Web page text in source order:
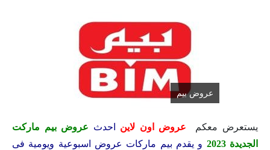
عروض بيم
يستعرض معكم عروض اون لاين احدث عروض بيم ماركت
الجديدة 2023
و يقدم بيم ماركات عروض اسبوعية ويومية فى